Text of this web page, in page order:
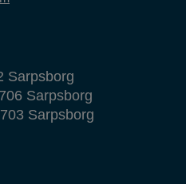
Sarpsborg
Sarpsborg
Sarpsborg